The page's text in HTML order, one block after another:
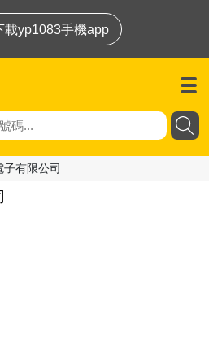
載yp1083手機app
有限公司